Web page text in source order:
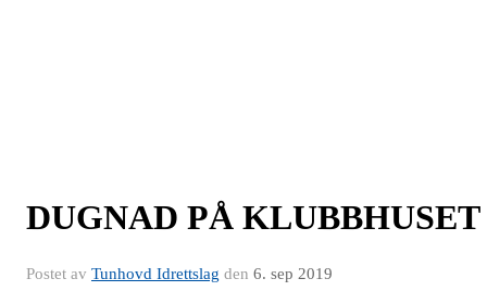
DUGNAD PÅ KLUBBHUSET
Postet av Tunhovd Idrettslag den 6. sep 2019